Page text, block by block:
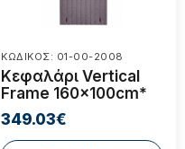
ΚΩΔΙΚΟΣ: 01-00-2008
Κεφαλάρι Vertical
Frame 160x100cm*
349.03€